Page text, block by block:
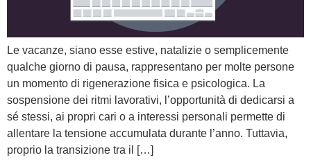
Le vacanze, siano esse estive, natalizie o semplicemente
qualche giorno di pausa, rappresentano per molte persone
un momento di rigenerazione fisica e psicologica. La
sospensione dei ritmi lavorativi, l’opportunità di dedicarsi a
sé stessi, ai propri cari o a interessi personali permette di
allentare la tensione accumulata durante l’anno. Tuttavia,
proprio la transizione tra il […]